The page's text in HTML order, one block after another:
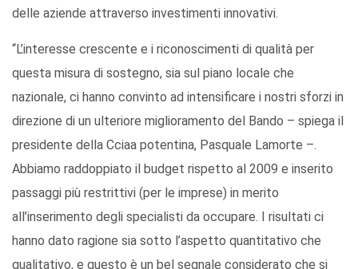
delle aziende attraverso investimenti innovativi.
“L’interesse crescente e i riconoscimenti di qualità per
questa misura di sostegno, sia sul piano locale che
nazionale, ci hanno convinto ad intensificare i nostri sforzi in
direzione di un ulteriore miglioramento del Bando – spiega il
presidente della Cciaa potentina, Pasquale Lamorte –.
Abbiamo raddoppiato il budget rispetto al 2009 e inserito
passaggi più restrittivi (per le imprese) in merito
all’inserimento degli specialisti da occupare. I risultati ci
hanno dato ragione sia sotto l’aspetto quantitativo che
qualitativo, e questo è un bel segnale considerato che si